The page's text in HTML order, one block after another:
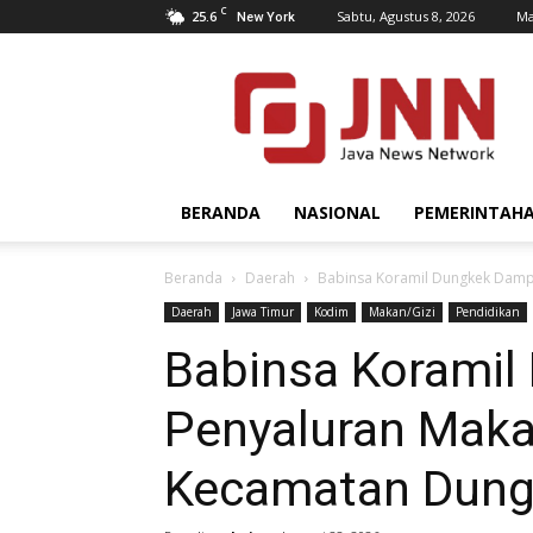
25.6 C New York Sabtu, Agustus 8, 2026
JNN.co.id
BERANDA NASIONAL
Beranda Daerah Babinsa Koramil Dungkek
Daerah Jawa Timur Kodim Makan/Gizi Pendidikan
Babinsa
Penyaluran
Kecamatan